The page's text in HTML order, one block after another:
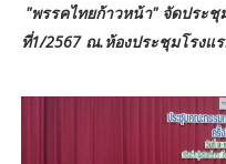
"พรรคไทยก้าวหน้า" จัดประ
ที่1/2567 ณ.ห้องประชุมโรงแ